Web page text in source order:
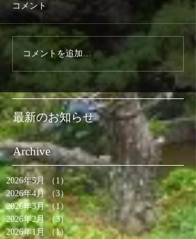
コメント
コメントを追加…
最新のお知らせ
Archive
2026年5月 （1）1件の記事
2026年4月 （3）3件の記事
2026年3月 （1）1件の記事
2026年2月 （3）3件の記事
2026年1月 （1）1件の記事